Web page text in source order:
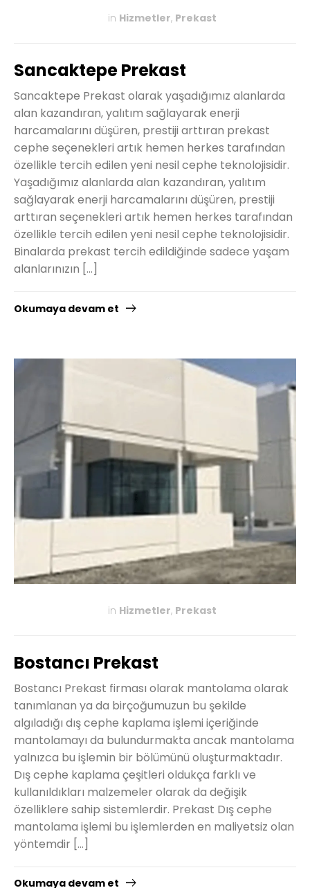
in Hizmetler, Prekast
Sancaktepe Prekast
Sancaktepe Prekast olarak yaşadığımız alanlarda
alan kazandıran, yalıtım sağlayarak enerji
harcamalarını düşüren, prestiji arttıran prekast
cephe seçenekleri artık hemen herkes tarafından
özellikle tercih edilen yeni nesil cephe teknolojisidir.
Yaşadığımız alanlarda alan kazandıran, yalıtım
sağlayarak enerji harcamalarını düşüren, prestiji
arttıran seçenekleri artık hemen herkes tarafından
özellikle tercih edilen yeni nesil cephe teknolojisidir.
Binalarda prekast tercih edildiğinde sadece yaşam
alanlarınızın […]
Okumaya devam et
in Hizmetler, Prekast
Bostancı Prekast
Bostancı Prekast firması olarak mantolama olarak
tanımlanan ya da birçoğumuzun bu şekilde
algıladığı dış cephe kaplama işlemi içeriğinde
mantolamayı da bulundurmakta ancak mantolama
yalnızca bu işlemin bir bölümünü oluşturmaktadır.
Dış cephe kaplama çeşitleri oldukça farklı ve
kullanıldıkları malzemeler olarak da değişik
özelliklere sahip sistemlerdir. Prekast Dış cephe
mantolama işlemi bu işlemlerden en maliyetsiz olan
yöntemdir […]
Okumaya devam et